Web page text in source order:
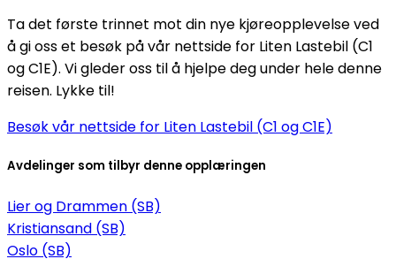
Ta det første trinnet mot din nye kjøreopplevelse ved
å gi oss et besøk på vår nettside for Liten Lastebil (C1
og C1E). Vi gleder oss til å hjelpe deg under hele denne
reisen. Lykke til!
Besøk vår nettside for Liten Lastebil (C1 og C1E)
Avdelinger som tilbyr denne opplæringen
Lier og Drammen (SB)
Kristiansand (SB)
Oslo (SB)